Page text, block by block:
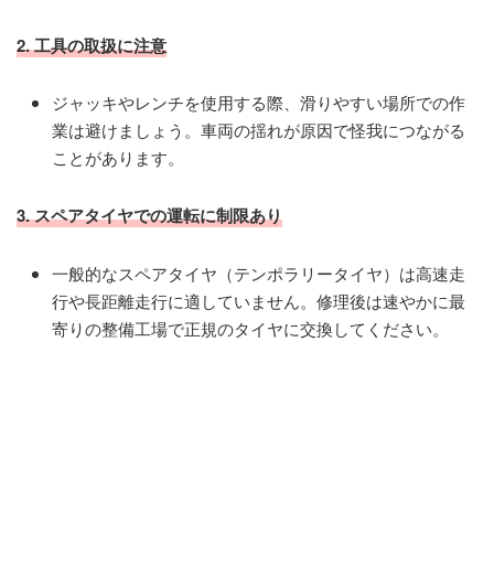
2.工具の取扱に注意
ジャッキやレンチを使用する際、滑りやすい場所での作
業は避けましょう。車両の揺れが原因で怪我につながる
ことがあります。
3.スペアタイヤでの運転に制限あり
一般的なスペアタイヤ（テンポラリータイヤ）は高速走
行や長距離走行に適していません。修理後は速やかに最
寄りの整備工場で正規のタイヤに交換してください。